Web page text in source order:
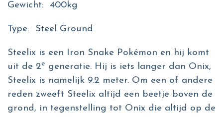
Gewicht: 400kg
Type: Steel Ground
Steelix is een Iron Snake Pokémon en hij komt
uit de 2e generatie. Hij is iets langer dan Onix,
Steelix is namelijk 9.2 meter. Om een of andere
reden zweeft Steelix altijd een beetje boven de
grond, in tegenstelling tot Onix die altijd op de